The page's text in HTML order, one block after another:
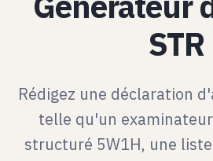
STR
Rédigez une déclaration
telle qu'un
structuré 5W1H, une